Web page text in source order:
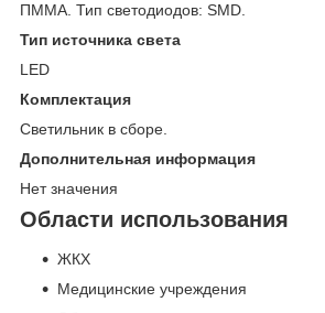
ПММА. Тип светодиодов: SMD.
Тип источника света
LED
Комплектация
Светильник в сборе.
Дополнительная информация
Нет значения
Области использования
ЖКХ
Медицинские учреждения